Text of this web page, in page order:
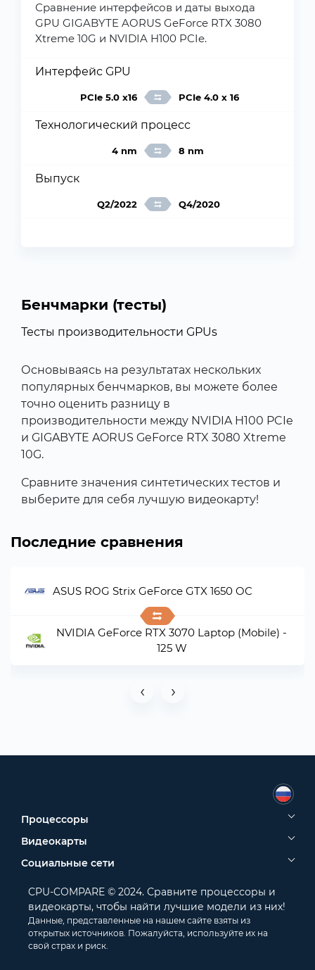
Сравнение интерфейсов и даты выхода
GPU GIGABYTE AORUS GeForce RTX 3080
Xtreme 10G и NVIDIA H100 PCIe.
Интерфейс GPU
PCIe 5.0 x16 PCIe 4.0 x 16
Технологический процесс
4 nm 8 nm
Выпуск
Q2/2022 Q4/2020
Бенчмарки (тесты)
Тесты производительности GPUs
Основываясь на результатах нескольких
популярных бенчмарков, вы можете более
точно оценить разницу в
производительности между NVIDIA H100 PCIe
и GIGABYTE AORUS GeForce RTX 3080 Xtreme
10G.
Сравните значения синтетических тестов и
выберите для себя лучшую видеокарту!
Последние сравнения
ASUS ROG Strix GeForce GTX 1650 OC
NVIDIA GeForce RTX 3070 Laptop (Mobile) -
125 W
‹ ›
Процессоры
Видеокарты
Социальные сети
CPU-COMPARE © 2024. Сравните процессоры и
видеокарты, чтобы найти лучшие модели из них!
Данные, представленные на нашем сайте взяты из
открытых источников. Пожалуйста, используйте их на
свой страх и риск.